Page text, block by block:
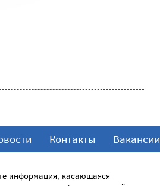
Контакты Вакансии
информация, касающаяся